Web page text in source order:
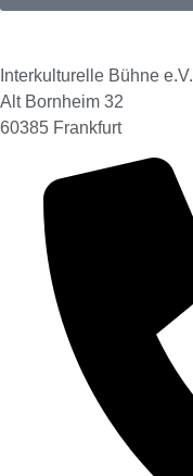
Interkulturelle Bühne e.V.
Alt Bornheim 32
60385 Frankfurt